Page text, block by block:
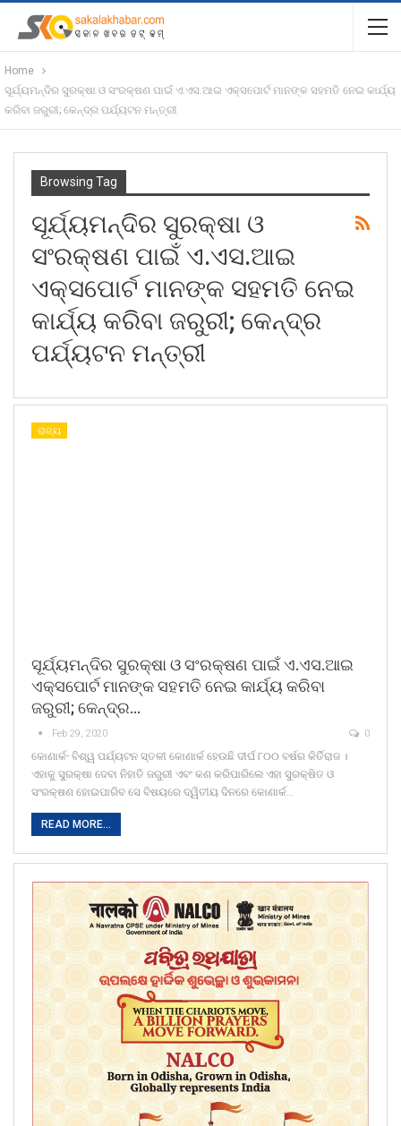
Home
ସୂର୍ଯ୍ୟମନ୍ଦିର ସୁରକ୍ଷା ଓ ସଂରକ୍ଷଣ ପାଇଁ ଏ.ଏସ.ଆଇ ଏକ୍ସପୋର୍ଟ ମାନଙ୍କ ସହମତି ନେଇ କାର୍ଯ୍ୟ
କରିବା ଜରୁରୀ; କେନ୍ଦ୍ର ପର୍ଯ୍ୟଟନ ମନ୍ତ୍ରୀ
Browsing Tag
ସୂର୍ଯ୍ୟମନ୍ଦିର ସୁରକ୍ଷା ଓ
ସଂରକ୍ଷଣ ପାଇଁ ଏ.ଏସ.ଆଇ
ଏକ୍ସପୋର୍ଟ ମାନଙ୍କ ସହମତି ନେଇ
କାର୍ଯ୍ୟ କରିବା ଜରୁରୀ; କେନ୍ଦ୍ର
ପର୍ଯ୍ୟଟନ ମନ୍ତ୍ରୀ
ରାଜ୍ୟ
ସୂର୍ଯ୍ୟମନ୍ଦିର ସୁରକ୍ଷା ଓ ସଂରକ୍ଷଣ ପାଇଁ ଏ.ଏସ.ଆଇ
ଏକ୍ସପୋର୍ଟ ମାନଙ୍କ ସହମତି ନେଇ କାର୍ଯ୍ୟ କରିବା
ଜରୁରୀ; କେନ୍ଦ୍ର…
Feb 29, 2020 0
କୋଣାର୍କ- ବିଶ୍ୱ ପର୍ଯ୍ୟଟନ ସ୍ତଳୀ କୋଣାର୍କ ହେଉଛି ଦୀର୍ଘ ୮୦୦ ବର୍ଷର କିର୍ତିରାଜ ।
ଏହାକୁ ସୁରକ୍ଷା ଦେବା ନିହାତି ଜରୁରୀ ଏବଂ କଣ କରିପାରିଲେ ଏହା ସୁରକ୍ଷିତ ଓ
ସଂରକ୍ଷଣ ହୋଇପାରିବ ସେ ବିଷୟରେ ଦ୍ୱିତୀୟ ଦିନରେ କୋଣାର୍କ…
READ MORE...